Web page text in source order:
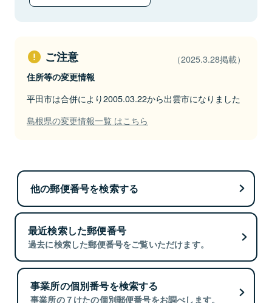
ご注意 （2025.3.28掲載）
住所等の変更情報
平田市は合併により2005.03.22から出雲市になりました
島根県の変更情報一覧 はこちら
他の郵便番号を検索する
最近検索した郵便番号
過去に検索した郵便番号をご覧いただけます。
事業所の個別番号を検索する
事業所の７けたの個別郵便番号をお調べします。